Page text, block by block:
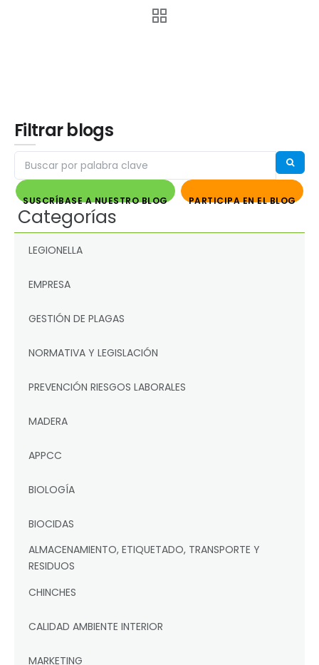
Filtrar blogs
SUSCRÍBASE A NUESTRO BLOG PARTICIPA EN EL BLOG
Categorías
LEGIONELLA
EMPRESA
GESTIÓN DE PLAGAS
NORMATIVA Y LEGISLACIÓN
PREVENCIÓN RIESGOS LABORALES
MADERA
APPCC
BIOLOGÍA
BIOCIDAS
ALMACENAMIENTO, ETIQUETADO, TRANSPORTE Y
RESIDUOS
CHINCHES
CALIDAD AMBIENTE INTERIOR
MARKETING